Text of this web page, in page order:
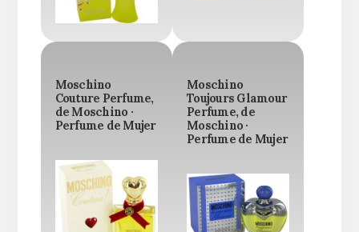
Moschino
Couture Perfume,
de Moschino ·
Perfume de Mujer
Moschino
Toujours Glamour
Perfume, de
Moschino ·
Perfume de Mujer